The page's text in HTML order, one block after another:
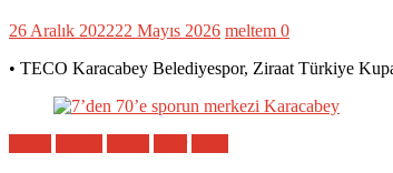
26 Aralık 202222 Mayıs 2026 meltem 0
• TECO Karacabey Belediyespor, Ziraat Türkiye